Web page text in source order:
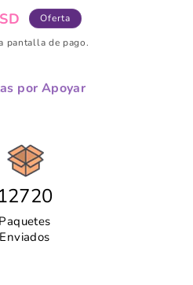
Oferta
pantalla de pago.
por Apoyar
12720
Paquetes
Enviados